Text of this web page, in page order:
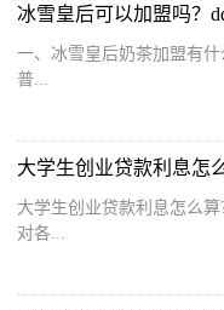
冰雪皇后可以加盟吗？
一、冰雪皇后奶茶加盟有什
普...
大学生创业贷款利息怎
大学生创业贷款利息怎么
对各...